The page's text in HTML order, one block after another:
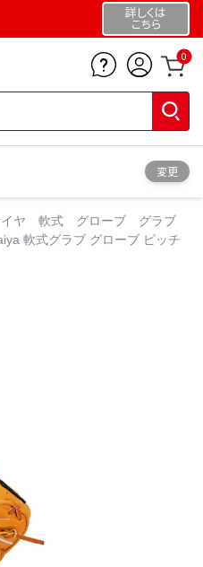
詳しくは
こちら
0
変更
イヤ 軟式 グローブ グラブ
軟式グラブ グローブ ピッチ